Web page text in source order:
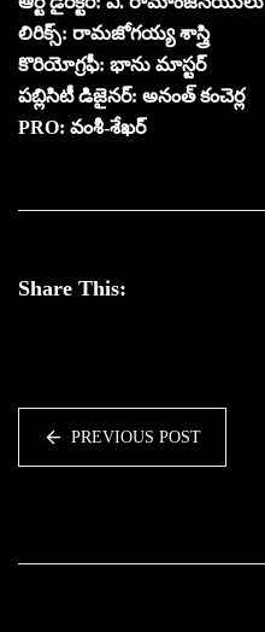
లిరిక్స్: రామజోగయ్య శాస్త్రి
కొరియోగ్రఫీ: భాను మాస్టర్
పబ్లిసిటీ డిజైనర్: అనంత్ కంచెర్ల
PRO: వంశీ-శేఖర్
Share This:
PREVIOUS POST